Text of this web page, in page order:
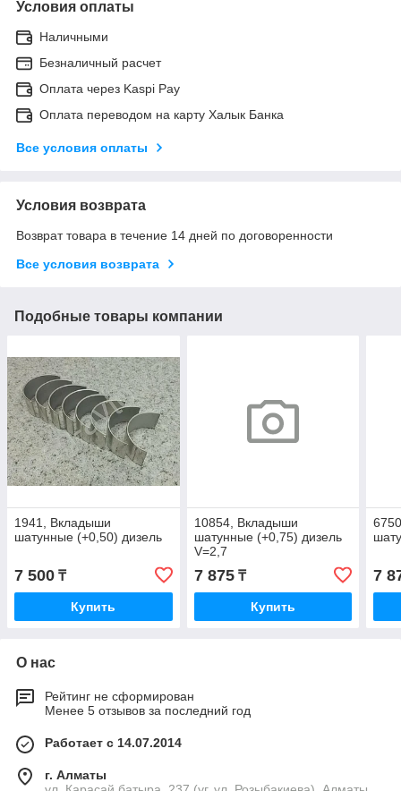
Условия оплаты
Наличными
Безналичный расчет
Оплата через Kaspi Pay
Оплата переводом на карту Халык Банка
Все условия оплаты
Условия возврата
Возврат товара в течение 14 дней по договоренности
Все условия возврата
Подобные товары компании
1941, Вкладыши
шатунные (+0,50) дизель
7 500 ₸
Купить
10854, Вкладыши
шатунные (+0,75) дизель
V=2,7
7 875₸
Купить
7
О нас
Рейтинг не сформирован
Менее 5 отзывов за последний год
Работает с 14.07.2014
г. Алматы